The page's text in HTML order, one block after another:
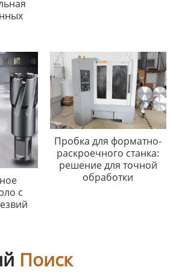
с
Пробка для форматно-
раскроечного станка:
решение для точной
обработки
Поиск